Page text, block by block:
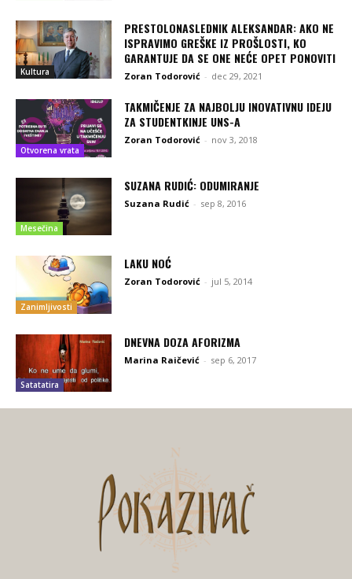
Kultura
PRESTOLONASLEDNIK ALEKSANDAR: AKO NE
ISPRAVIMO GREŠKE IZ PROŠLOSTI, KO
GARANTUJE DA SE ONE NEĆE OPET PONOVITI
Zoran Todorović - dec 29, 2021
Otvorena vrata
TAKMIČENJE ZA NAJBOLJU INOVATIVNU IDEJU
ZA STUDENTKINJE UNS-A
Zoran Todorović - nov 3, 2018
Mesečina
SUZANA RUDIĆ: ODUMIRANJE
Suzana Rudić - sep 8, 2016
Zanimljivosti
LAKU NOĆ
Zoran Todorović - jul 5, 2014
Satatatira
DNEVNA DOZA AFORIZMA
Marina Raičević - sep 6, 2017